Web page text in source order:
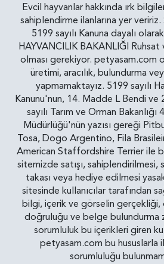
Evcil hayvanlar hakkında ırk
sahiplendirme ilanlarına yer
5199 sayılı Kanuna dayalı
HAYVANCILIK BAKANLIĞI
olması gerekiyor. petyasam.com
üretimi, aracılık, bulundurma
yapmamaktayız. 5199 sayılı
Kanunu'nun, 14. Madde L Bendi
sayılı Tarım ve Orman
Müdürlüğü'nün yazısı gereği
Tosa, Dogo Argentino, Fila
American Staffordshire Terrier ile
sitemizde satışı, sahiplendirilmesi,
takası veya hediye edilmesi
sitesinde kullanıcılar tarafından
bilgi, içerik ve görselin gerçekliği,
doğruluğu ve belge bulundurma
sorumluluk bu içerikleri giren
petyasam.com bu hususlarla
sorumluluğu